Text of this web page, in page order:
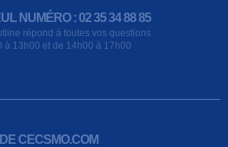
NUMÉRO : 02 35 34 88 85
répond à toutes vos questions
à 13h00 et de 14h00 à 17h00
CECSMO.COM